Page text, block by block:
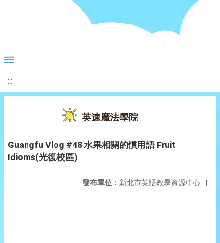
:::
英速魔法學院
Guangfu Vlog #48 水果相關的慣用語 Fruit
Idioms(光復校區)
發布單位： 新北市英語教學資源中心 |